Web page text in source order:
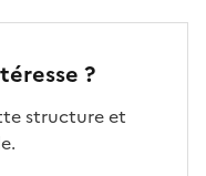
?
structure et